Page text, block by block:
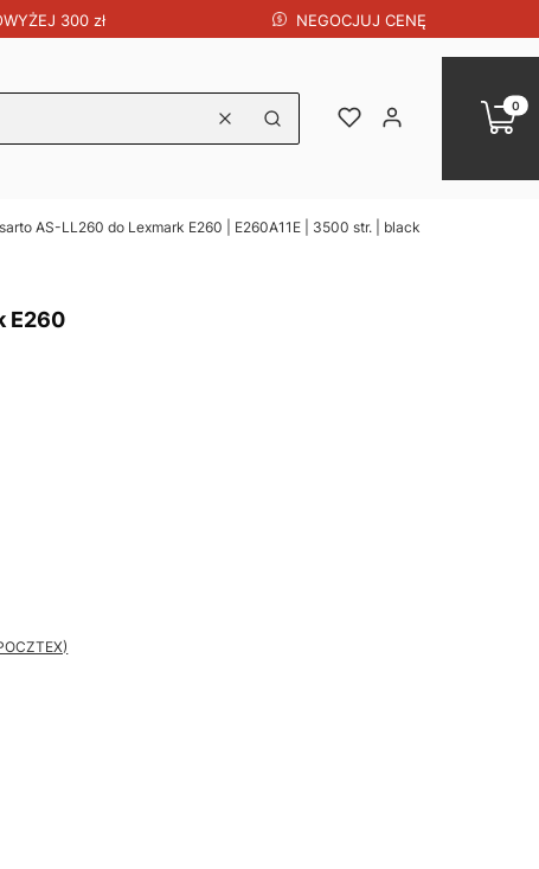
300 zł NEGOCJUJ CENĘ
WyczyśćSzukaj
UlubioneZaloguj się
AS-LL260 do Lexmark E260 | E260A11E | 3500 str. | black
E260